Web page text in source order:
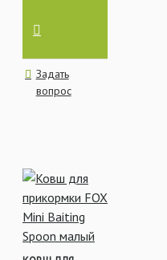
Задать
вопрос